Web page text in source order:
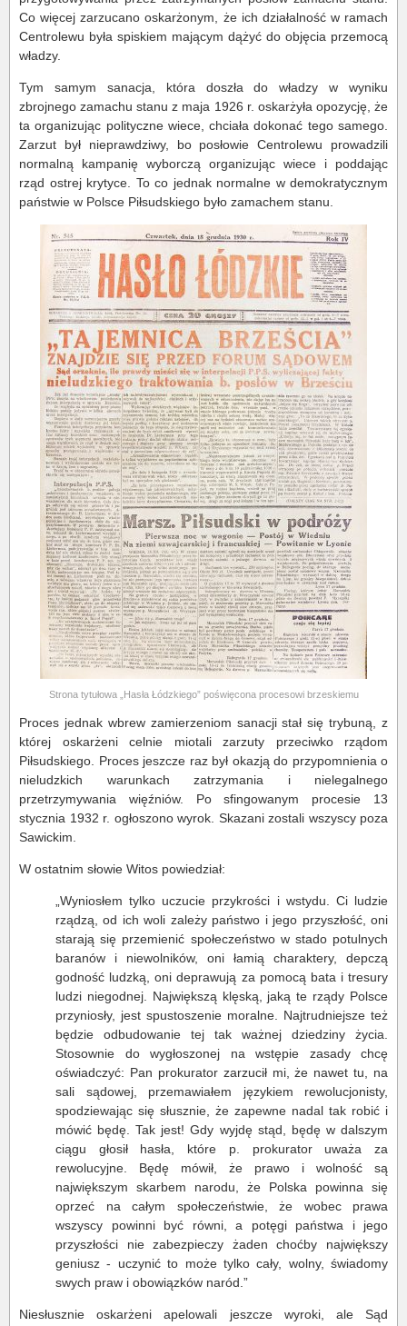
Co więcej zarzucano oskarżonym, że ich działalność w ramach
Centrolewu była spiskiem mającym dążyć do objęcia przemocą
władzy.
Tym samym sanacja, która doszła do władzy w wyniku
zbrojnego zamachu stanu z maja 1926 r. oskarżyła opozycję, że
ta organizując polityczne wiece, chciała dokonać tego samego.
Zarzut był nieprawdziwy, bo posłowie Centrolewu prowadzili
normalną kampanię wyborczą organizując wiece i poddając
rząd ostrej krytyce. To co jednak normalne w demokratycznym
państwie w Polsce Piłsudskiego było zamachem stanu.
Strona tytułowa „Hasła Łódzkiego” poświęcona procesowi brzeskiemu
Proces jednak wbrew zamierzeniom sanacji stał się trybuną, z
której oskarżeni celnie miotali zarzuty przeciwko rządom
Piłsudskiego. Proces jeszcze raz był okazją do przypomnienia o
nieludzkich warunkach zatrzymania i nielegalnego
przetrzymywania więźniów. Po sfingowanym procesie 13
stycznia 1932 r. ogłoszono wyrok. Skazani zostali wszyscy poza
Sawickim.
W ostatnim słowie Witos powiedział:
„Wyniosłem tylko uczucie przykrości i wstydu. Ci ludzie
rządzą, od ich woli zależy państwo i jego przyszłość, oni
starają się przemienić społeczeństwo w stado potulnych
baranów i niewolników, oni łamią charaktery, depczą
godność ludzką, oni deprawują za pomocą bata i tresury
ludzi niegodnej. Największą klęską, jaką te rządy Polsce
przyniosły, jest spustoszenie moralne. Najtrudniejsze też
będzie odbudowanie tej tak ważnej dziedziny życia.
Stosownie do wygłoszonej na wstępie zasady chcę
oświadczyć: Pan prokurator zarzucił mi, że nawet tu, na
sali sądowej, przemawiałem językiem rewolucjonisty,
spodziewając się słusznie, że zapewne nadal tak robić i
mówić będę. Tak jest! Gdy wyjdę stąd, będę w dalszym
ciągu głosił hasła, które p. prokurator uważa za
rewolucyjne. Będę mówił, że prawo i wolność są
największym skarbem narodu, że Polska powinna się
oprzeć na całym społeczeństwie, że wobec prawa
wszyscy powinni być równi, a potęgi państwa i jego
przyszłości nie zabezpieczy żaden choćby największy
geniusz - uczynić to może tylko cały, wolny, świadomy
swych praw i obowiązków naród.”
Niesłusznie oskarżeni apelowali jeszcze wyroki, ale Sąd